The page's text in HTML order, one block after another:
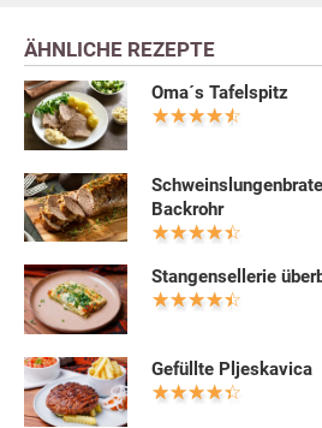
ÄHNLICHE REZEPTE
Oma´s Tafelspitz
Backrohr
Stangensellerie
Gefüllte Pljeskavica